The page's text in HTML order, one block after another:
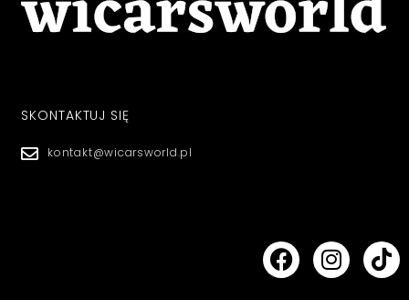
SKONTAKTUJ SIĘ
kontakt@wicarsworld.pl